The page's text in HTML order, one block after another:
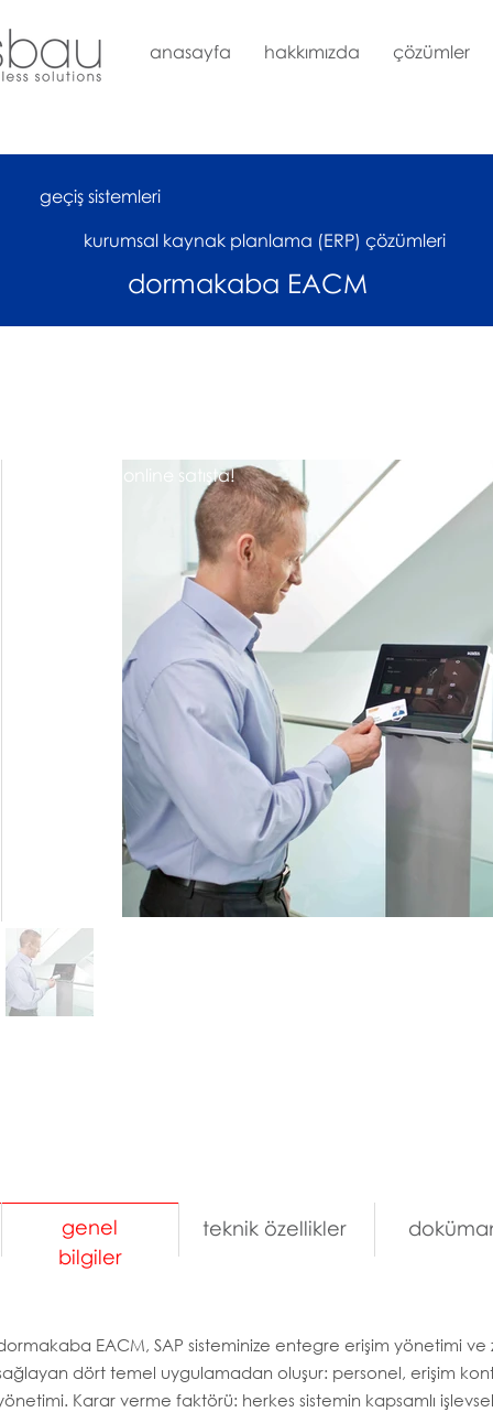
anasayfa hakkımızda çözümler
geçiş sistemleri
kurumsal kaynak planlama (ERP) çözümleri
dormakaba EACM
çok yakında online satışta!
genel
bilgiler
teknik özellikler
EACM, SAP sisteminize entegre erişim yönetimi ve
dört temel uygulamadan oluşur: personel, erişim
Karar verme faktörü: herkes sistemin kapsamlı